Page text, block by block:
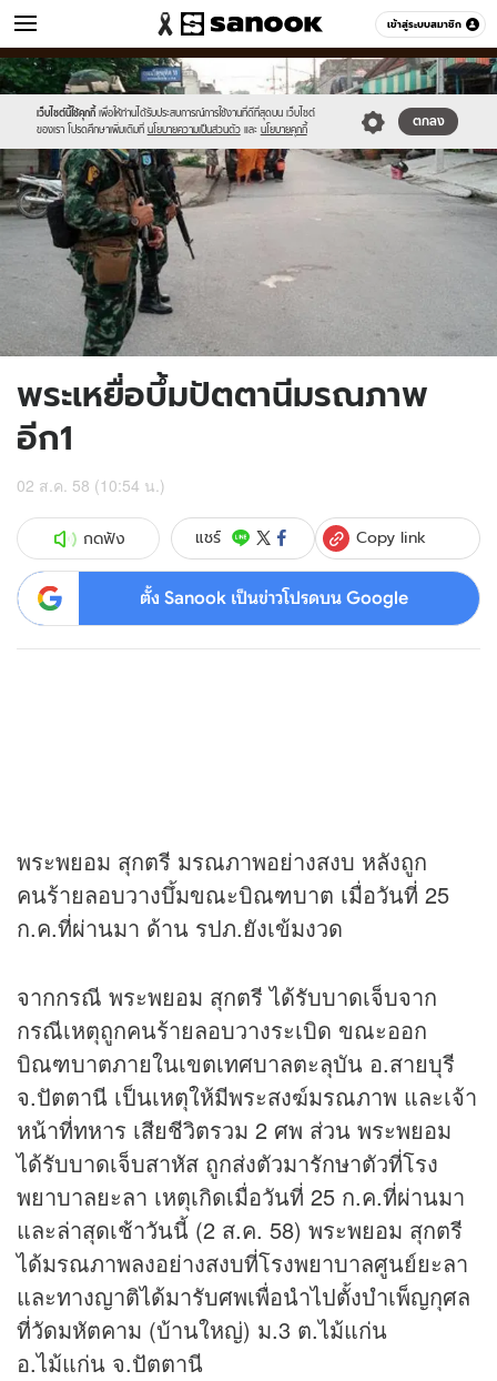
เข้าสู่ระบบสมาชิก
ข่าว หมวดอื่นๆ
เว็บไซต์นี้ใช้คุกกี้ เพื่อให้ท่านได้รับประสบการณ์การใช้งานที่ดีที่สุดบน เว็บไซต์
ของเรา โปรดศึกษาเพิ่มเติมที่ นโยบายความเป็นส่วนตัว และ นโยบายคุกกี้
ตกลง
Sanook
//s.isanook.com/sr/0/images/logo-
new-
sanook.png
600
60
//s.isanook.com/ns/0/ud/368/1840423/636119-
01.jpg
พระเหยื่อบึ้มปัตตานีมรณภาพ
อีก1
02 ส.ค. 58 (10:54 น.)
กดฟัง แชร์ Copy link
ตั้ง Sanook เป็นข่าวโปรดบน Google
พระพยอม สุกตรี มรณภาพอย่างสงบ หลังถูก
คนร้ายลอบวางบึ้มขณะบิณฑบาต เมื่อวันที่ 25
ก.ค.ที่ผ่านมา ด้าน รปภ.ยังเข้มงวด
จากกรณี พระพยอม สุกตรี ได้รับบาดเจ็บจาก
กรณีเหตุถูกคนร้ายลอบวางระเบิด ขณะออก
บิณฑบาตภายในเขตเทศบาลตะลุบัน อ.สายบุรี
จ.ปัตตานี เป็นเหตุให้มีพระสงฆ์มรณภาพ และเจ้า
หน้าที่ทหาร เสียชีวิตรวม 2 ศพ ส่วน พระพยอม
ได้รับบาดเจ็บสาหัส ถูกส่งตัวมารักษาตัวที่โรง
พยาบาลยะลา เหตุเกิดเมื่อวันที่ 25 ก.ค.ที่ผ่านมา
และล่าสุดเช้าวันนี้ (2 ส.ค. 58) พระพยอม สุกตรี
ได้มรณภาพลงอย่างสงบที่โรงพยาบาลศูนย์ยะลา
และทางญาติได้มารับศพเพื่อนำไปตั้งบำเพ็ญกุศล
ที่วัดมหัตคาม (บ้านใหญ่) ม.3 ต.ไม้แก่น
อ.ไม้แก่น จ.ปัตตานี